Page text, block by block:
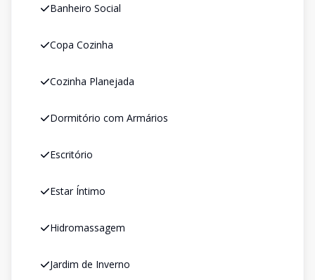
Banheiro Social
Copa Cozinha
Cozinha Planejada
Dormitório com Armários
Escritório
Estar Íntimo
Hidromassagem
Jardim de Inverno